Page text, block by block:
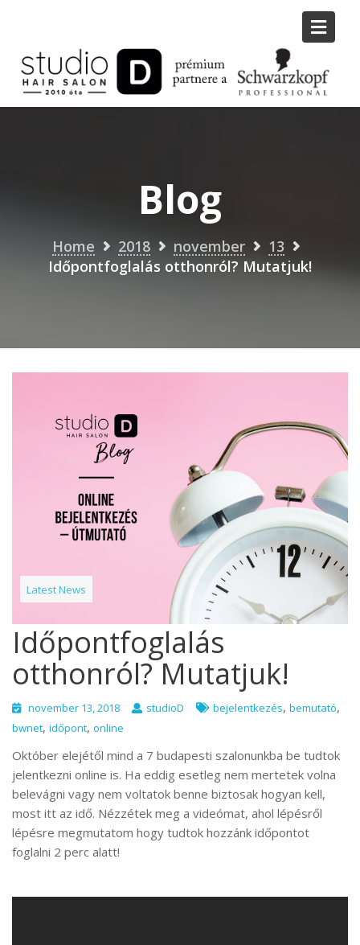
content
Blog
Home 2018 november
13
Időpontfoglalás otthonról? Mutatjuk!
Latest News
Időpontfoglalás
otthonról? Mutatjuk!
november 13, 2018 studioD bejelentkezés, bemutató,
bwnet, időpont, online
Október elejétől mind a 7 budapesti szalonunkba be tudtok
jelentkezni online is. Ha eddig esetleg nem mertetek volna
belevágni vagy nem voltatok benne biztosak hogyan kell,
most itt az idő. Nézzétek meg a videómat, ahol lépésről
lépésre megmutatom hogy tudtok hozzánk időpontot
foglalni 2 perc alatt!